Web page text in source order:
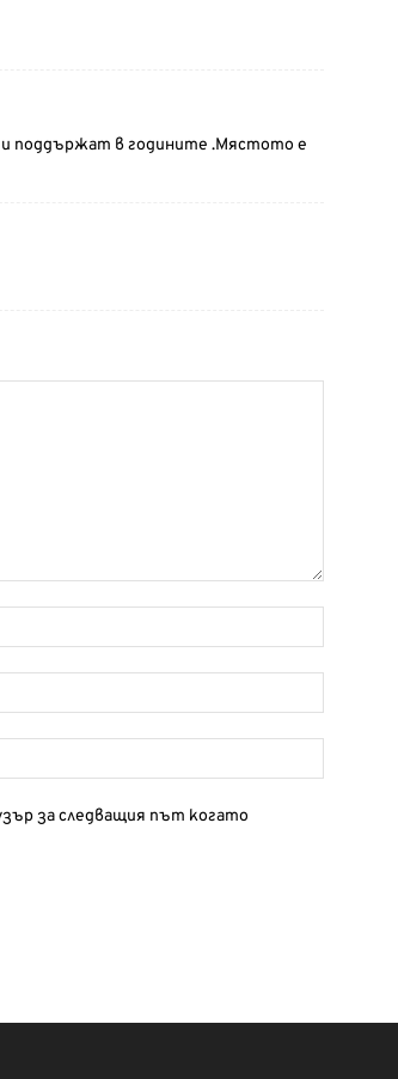
поддържат в годините .Мястото е
за следващия път когато